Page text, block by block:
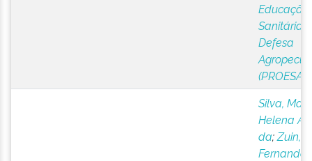
Educação
Sanitária
Defesa
(PROESA)
Silva,
Helena
da;Zuin,
Fernando